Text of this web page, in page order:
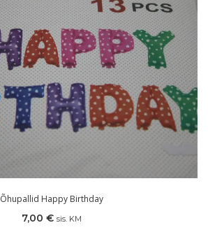
Õhupallid Happy Birthday
7,00 € sis. KM